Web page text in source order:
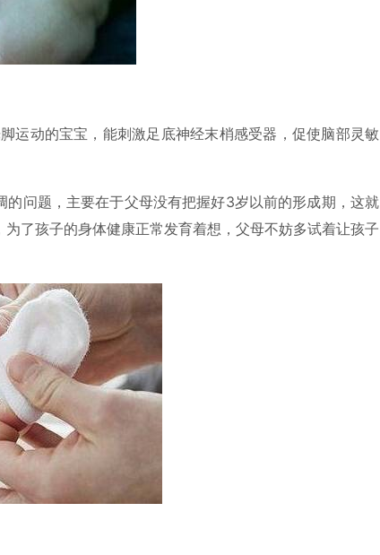
运动的宝宝，能刺激足底神经末梢感受器，促使脑部灵敏
问题，主要在于父母没有把握好3岁以前的形成期，这就
了孩子的身体健康正常发育着想，父母不妨多试着让孩子